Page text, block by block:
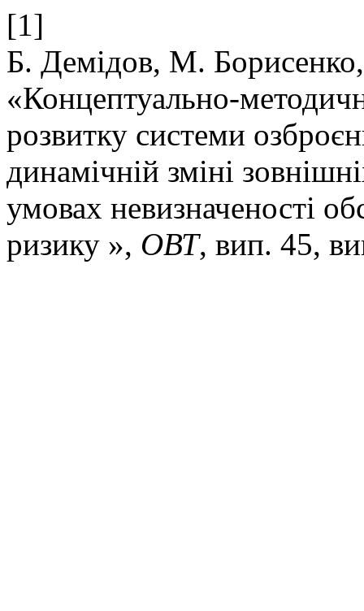
[1]
Б. Демідов, М.
«Концептуально-
розвитку системи
динамічній зміні
умовах невизначеності
ризику », ОВТ, вип. 45,